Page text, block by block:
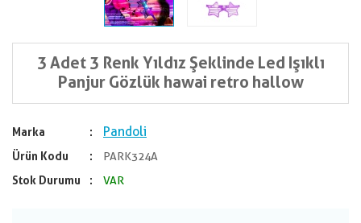
3 Adet 3 Renk Yıldız Şeklinde Led Işıklı
Panjur Gözlük hawai retro hallow
Marka Pandoli
Ürün Kodu
PARK324A
Stok Durumu
VAR